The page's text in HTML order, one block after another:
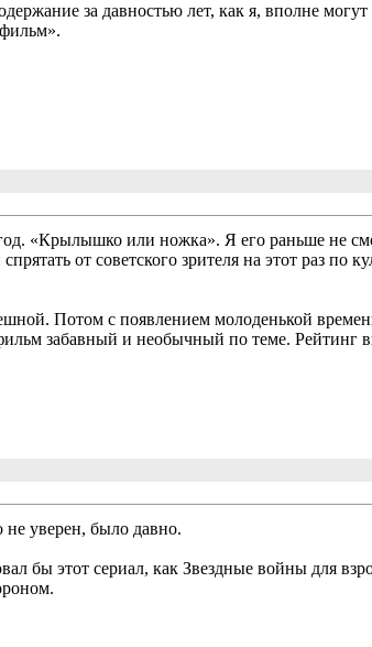
за давностью лет, как я, вполне
«Крылышко или ножка». Я его раньше не
спрятать от советского зрителя на этот раз
Потом с появлением молоденькой
забавный и необычный по теме. Рейтинг
уверен, было давно.
бы этот сериал, как Звездные войны для